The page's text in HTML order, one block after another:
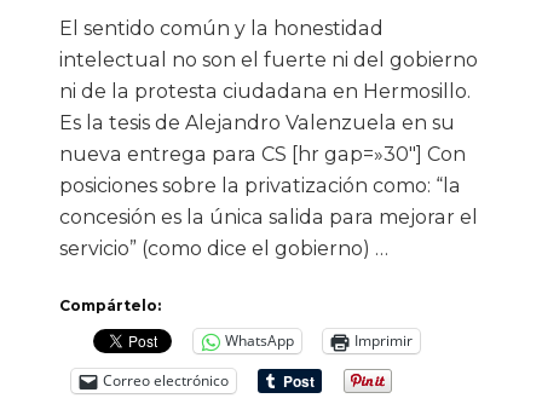
El sentido común y la honestidad
intelectual no son el fuerte ni del gobierno
ni de la protesta ciudadana en Hermosillo.
Es la tesis de Alejandro Valenzuela en su
nueva entrega para CS [hr gap=»30″] Con
posiciones sobre la privatización como: “la
concesión es la única salida para mejorar el
servicio” (como dice el gobierno) …
Compártelo:
WhatsApp
Imprimir
Correo electrónico